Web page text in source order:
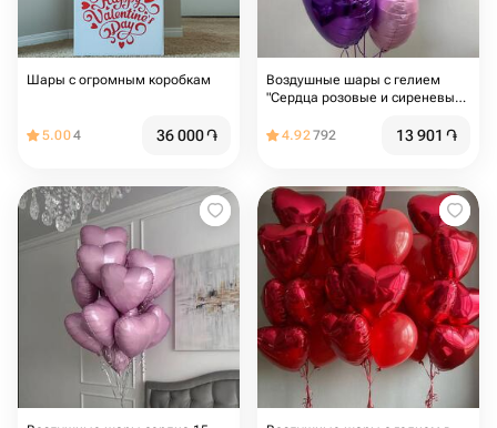
Шары с огромным коробкам
5.004 36 000֏
Воздушные шары с гелием
"Сердца розовые и сиреневые"
4.92792 13 901 ֏